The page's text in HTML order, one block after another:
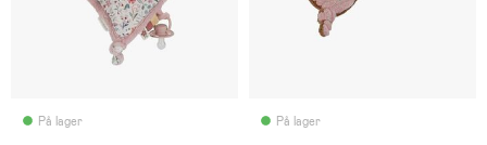
På lager På lager